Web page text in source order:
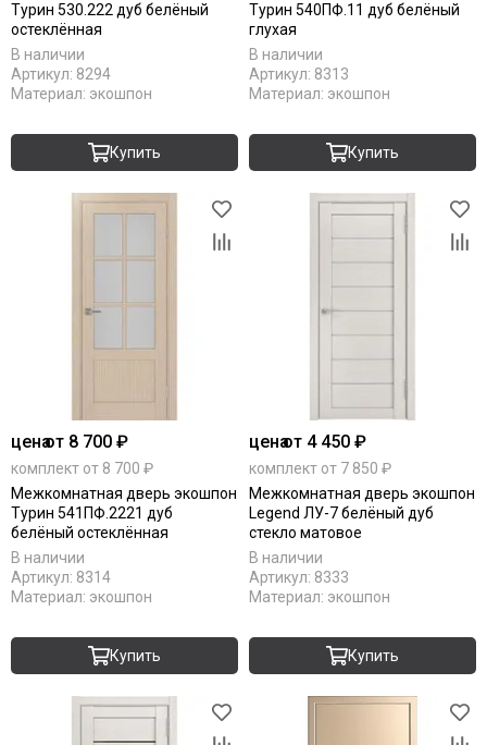
Турин 530.222 дуб белёный
остеклённая
В наличии
Артикул: 8294
Материал: экошпон
Купить
Турин 540ПФ.11 дуб белёный
глухая
В наличии
Артикул: 8313
Материал: экошпон
Купить
ценаот 8 700 ₽
комплект от 8 700 ₽
Межкомнатная дверь экошпон
Турин 541ПФ.2221 дуб
белёный остеклённая
В наличии
Артикул: 8314
Материал: экошпон
Купить
ценаот 4 450 ₽
комплект от 7 850 ₽
Межкомнатная дверь экошпон
Legend ЛУ-7 белёный дуб
стекло матовое
В наличии
Артикул: 8333
Материал: экошпон
Купить